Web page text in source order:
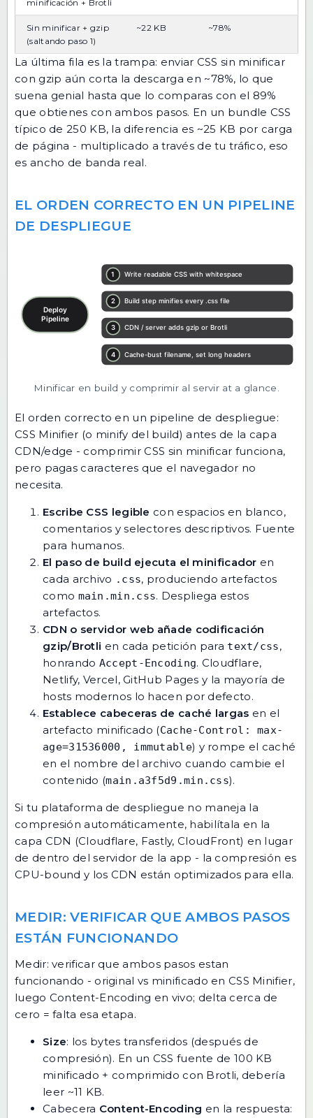
minificación + Brotli
Sin minificar + gzip
(saltando paso 1)
~22 KB ~78%
La última fila es la trampa: enviar CSS sin minificar
con gzip aún corta la descarga en ~78%, lo que
suena genial hasta que lo comparas con el 89%
que obtienes con ambos pasos. En un bundle CSS
típico de 250 KB, la diferencia es ~25 KB por carga
de página - multiplicado a través de tu tráfico, eso
es ancho de banda real.
EL ORDEN CORRECTO EN UN PIPELINE
DE DESPLIEGUE
Minificar en build y comprimir al servir at a glance.
El orden correcto en un pipeline de despliegue:
CSS Minifier (o minify del build) antes de la capa
CDN/edge - comprimir CSS sin minificar funciona,
pero pagas caracteres que el navegador no
necesita.
Escribe CSS legible con espacios en blanco,
comentarios y selectores descriptivos. Fuente
para humanos.
El paso de build ejecuta el minificador en
cada archivo .css, produciendo artefactos
como main.min.css. Despliega estos
artefactos.
CDN o servidor web añade codificación
gzip/Brotli en cada petición para text/css,
honrando Accept-Encoding. Cloudflare,
Netlify, Vercel, GitHub Pages y la mayoría de
hosts modernos lo hacen por defecto.
Establece cabeceras de caché largas en el
artefacto minificado (Cache-Control: max-
age=31536000, immutable) y rompe el caché
en el nombre del archivo cuando cambie el
contenido (main.a3f5d9.min.css).
Si tu plataforma de despliegue no maneja la
compresión automáticamente, habilítala en la
capa CDN (Cloudflare, Fastly, CloudFront) en lugar
de dentro del servidor de la app - la compresión es
CPU-bound y los CDN están optimizados para ella.
MEDIR: VERIFICAR QUE AMBOS PASOS
ESTÁN FUNCIONANDO
Medir: verificar que ambos pasos estan
funcionando - original vs minificado en CSS Minifier,
luego Content-Encoding en vivo; delta cerca de
cero = falta esa etapa.
Size: los bytes transferidos (después de
compresión). En un CSS fuente de 100 KB
minificado + comprimido con Brotli, debería
leer ~11 KB.
Cabecera Content-Encoding en la respuesta: